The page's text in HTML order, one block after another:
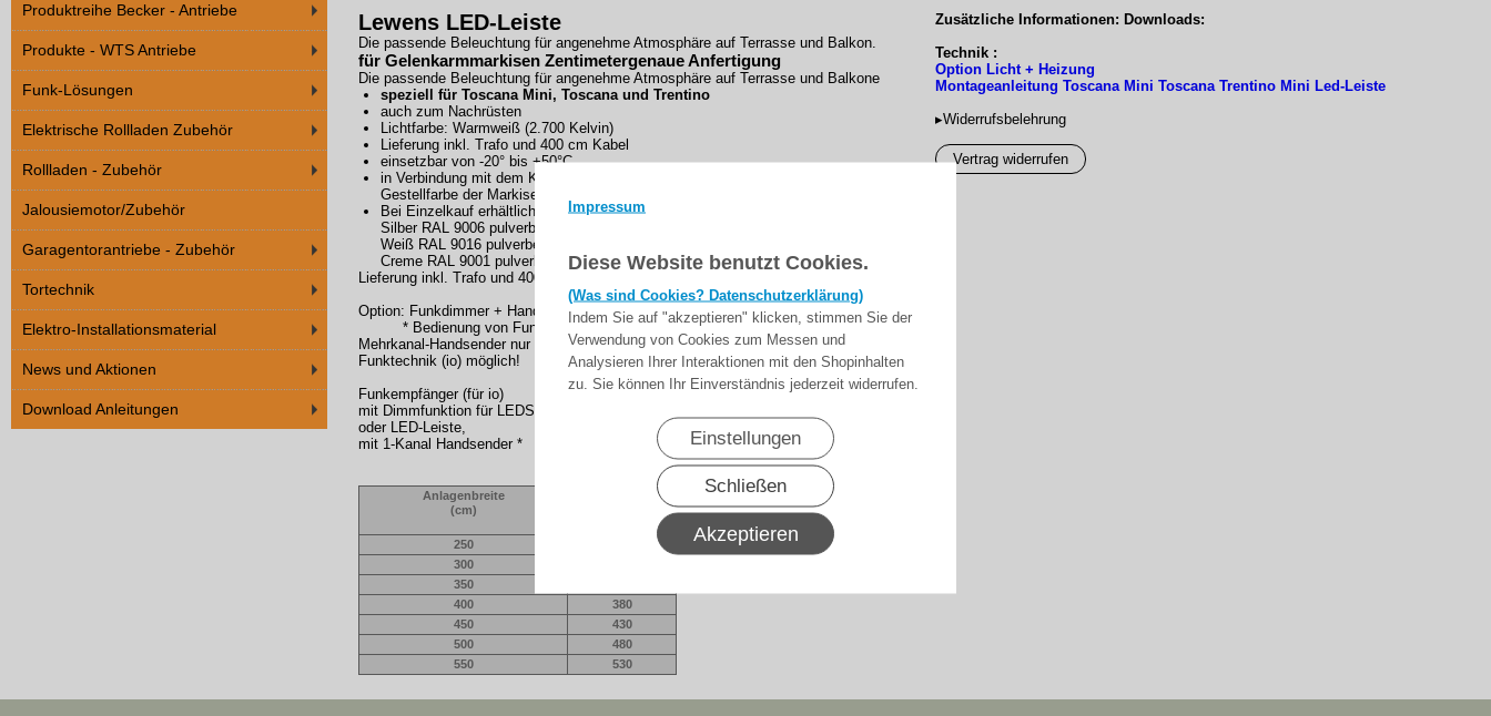
Impressum
Diese Website benutzt Cookies.
(Was sind Cookies? Datenschutzerklärung)
Indem Sie auf "akzeptieren" klicken, stimmen Sie der
Verwendung von Cookies zum Messen und
Analysieren Ihrer Interaktionen mit den Shopinhalten
zu. Sie können Ihr Einverständnis jederzeit widerrufen.
Einstellungen
Schließen
Akzeptieren
Produktreihe Becker - Antriebe
Produkte - WTS Antriebe
Funk-Lösungen
Elektrische Rollladen Zubehör
Rollladen - Zubehör
Jalousiemotor/Zubehör
Garagentorantriebe - Zubehör
Tortechnik
Elektro-Installationsmaterial
News und Aktionen
Download Anleitungen
Lewens LED-Leiste
Die passende Beleuchtung für angenehme Atmosphäre auf Terrasse und Balkon.
für Gelenkarmmarkisen Zentimetergenaue Anfertigung
Die passende Beleuchtung für angenehme Atmosphäre auf Terrasse und Balkone
speziell für Toscana Mini, Toscana und Trentino
auch zum Nachrüsten
Lichtfarbe: Warmweiß (2.700 Kelvin)
Lieferung inkl. Trafo und 400 cm Kabel
einsetzbar von -20° bis +50°C
in Verbindung mit dem Kauf einer Fertigmarkise wird die Lichtleiste in
Gestellfarbe der Markise geliefert
Bei Einzelkauf erhältlich in:
Silber RAL 9006 pulverbeschichtet
Weiß RAL 9016 pulverbeschichtet
Creme RAL 9001 pulverbeschichtet
Lieferung inkl. Trafo und 400 cm Kabel
Option: Funkdimmer + Handsender
* Bedienung von Funkdimmer + Markise über einen
Mehrkanal-Handsender nur bei Markisenmotor gleicher
Funktechnik (io) möglich!
Funkempfänger (für io)
mit Dimmfunktion für LEDSpotleiste
oder LED-Leiste,
mit 1-Kanal Handsender *
Anlagenbreite
(cm)
Länge LED-leiste
250
300
350
400
380
450
430
500
480
550
530
Zusätzliche Informationen: Downloads:
Technik :
Option Licht + Heizung
Montageanleitung Toscana Mini Toscana Trentino Mini Led-Leiste
▸Widerrufsbelehrung
Vertrag widerrufen